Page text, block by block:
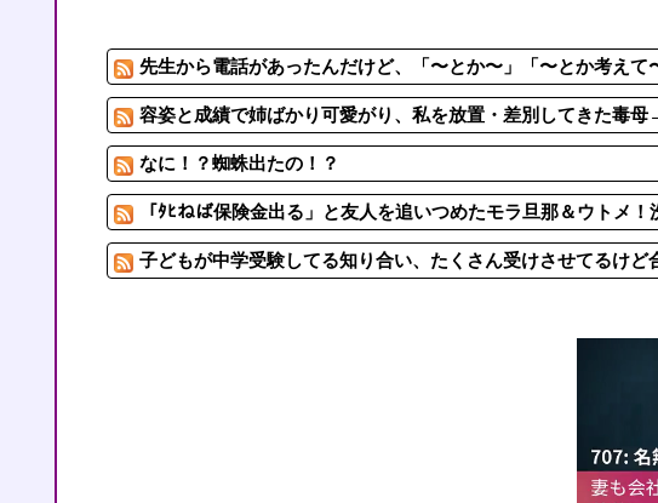
容姿と成績で姉ばかり可愛がり、私を放置・差別してきた毒母→「
「ﾀﾋねば保険金出る」と友人を追いつめたモラ旦那＆ウトメ！洗脳
「お皿は綺麗だけど食べ方が汚い」焼き魚を食べた知人の信じられ
先生から電話があったんだけど、「〜とか〜」「〜とか考え
容姿と成績で姉ばかり可愛がり、私を放置・差別してきた毒
なに！？蜘蛛出たの！？
「ﾀﾋねば保険金出る」と友人を追いつめたモラ旦那＆ウトメ
子どもが中学受験してる知り合い、たくさん受けさせてるけ